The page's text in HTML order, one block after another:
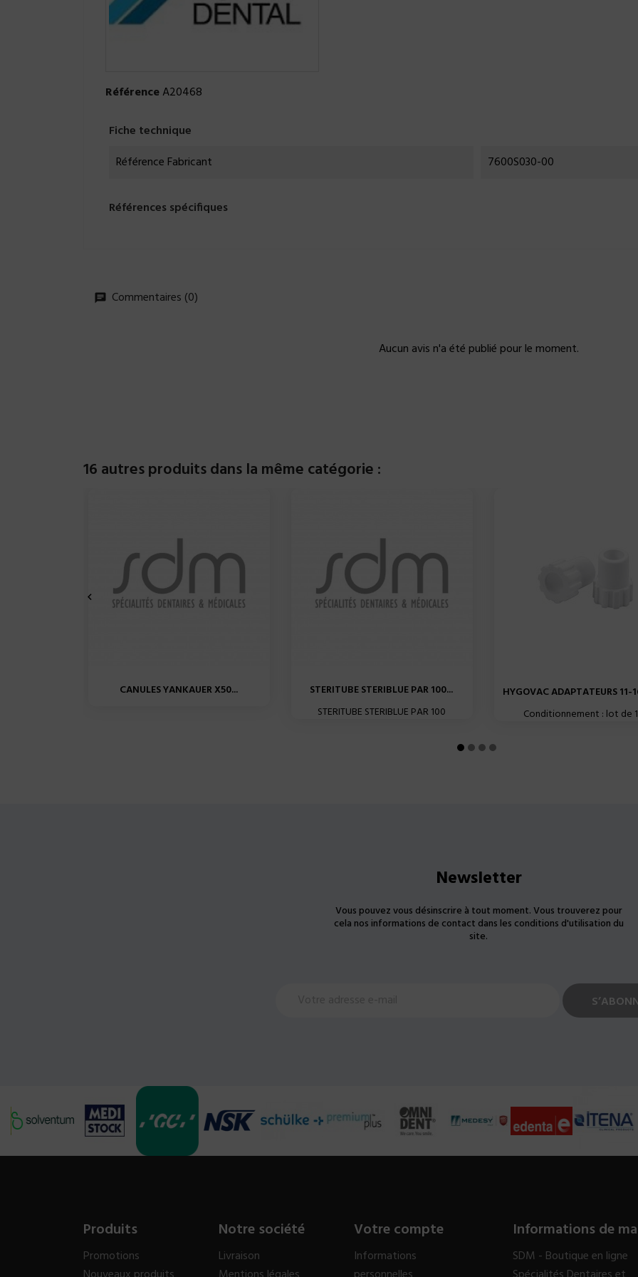
RéférenceA20468
Fiche technique
Référence Fabricant
7600S030-00
Références spécifiques
Commentaires (0)
Aucun avis n'a été publié pour le moment.
16 autres produits dans la même catégorie :
CANULES YANKAUER X50...
STERITUBE STERIBLUE PAR 100...
STERITUBE STERIBLUE PAR 100
HYGOVAC ADAPTATEURS 11-
Conditionnement : lot de

Newsletter
Vous pouvez vous désinscrire à tout moment. Vous trouverez pour
cela nos informations de contact dans les conditions d'utilisation du
site.
Produits
Promotions
Notre société
Livraison
Votre compte
Informations
Informations de
SDM - Boutique en ligne